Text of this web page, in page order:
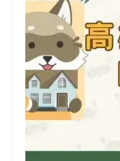
其他貸款
申貸Q&A
久通專欄
時事解析
生活理財